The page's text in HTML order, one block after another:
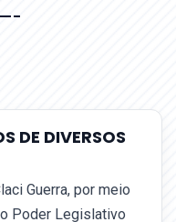
DE DIVERSOS
Guerra, por meio
Poder Legislativo